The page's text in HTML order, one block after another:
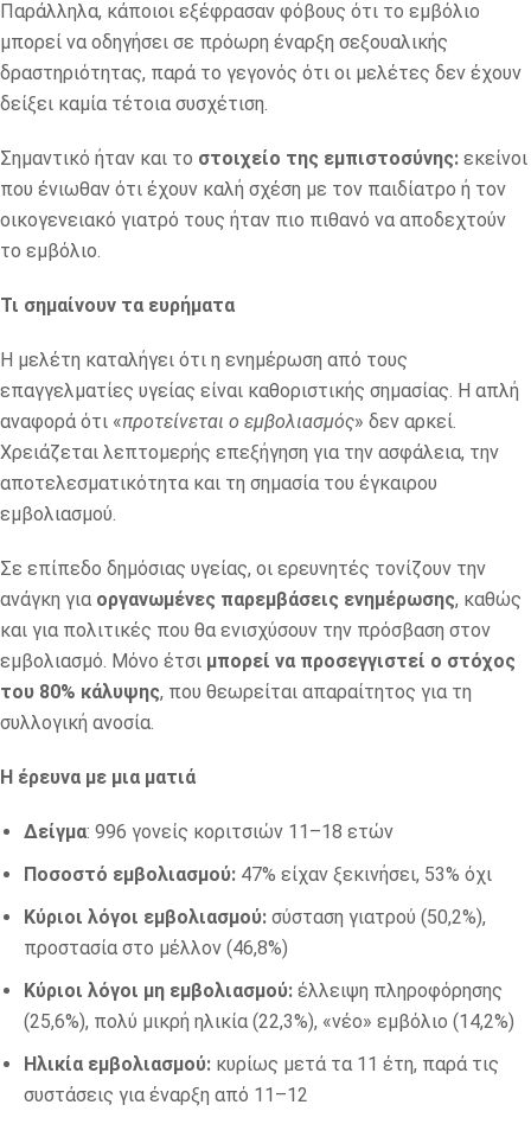
Παράλληλα, κάποιοι εξέφρασαν φόβους ότι το εμβόλιο
μπορεί να οδηγήσει σε πρόωρη έναρξη σεξουαλικής
δραστηριότητας, παρά το γεγονός ότι οι μελέτες δεν έχουν
δείξει καμία τέτοια συσχέτιση.
Σημαντικό ήταν και το στοιχείο της εμπιστοσύνης: εκείνοι
που ένιωθαν ότι έχουν καλή σχέση με τον παιδίατρο ή τον
οικογενειακό γιατρό τους ήταν πιο πιθανό να αποδεχτούν
το εμβόλιο.
Τι σημαίνουν τα ευρήματα
Η μελέτη καταλήγει ότι η ενημέρωση από τους
επαγγελματίες υγείας είναι καθοριστικής σημασίας. Η απλή
αναφορά ότι «προτείνεται ο εμβολιασμός» δεν αρκεί.
Χρειάζεται λεπτομερής επεξήγηση για την ασφάλεια, την
αποτελεσματικότητα και τη σημασία του έγκαιρου
εμβολιασμού.
Σε επίπεδο δημόσιας υγείας, οι ερευνητές τονίζουν την
ανάγκη για οργανωμένες παρεμβάσεις ενημέρωσης, καθώς
και για πολιτικές που θα ενισχύσουν την πρόσβαση στον
εμβολιασμό. Μόνο έτσι μπορεί να προσεγγιστεί ο στόχος
του 80% κάλυψης, που θεωρείται απαραίτητος για τη
συλλογική ανοσία.
Η έρευνα με μια ματιά
Δείγμα: 996 γονείς κοριτσιών 11–18 ετών
Ποσοστό εμβολιασμού: 47% είχαν ξεκινήσει, 53% όχι
Κύριοι λόγοι εμβολιασμού: σύσταση γιατρού (50,2%),
προστασία στο μέλλον (46,8%)
Κύριοι λόγοι μη εμβολιασμού: έλλειψη πληροφόρησης
(25,6%), πολύ μικρή ηλικία (22,3%), «νέο» εμβόλιο (14,2%)
Ηλικία εμβολιασμού: κυρίως μετά τα 11 έτη, παρά τις
συστάσεις για έναρξη από 11–12